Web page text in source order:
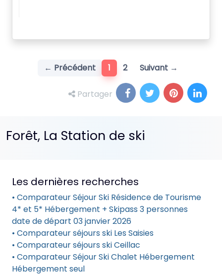
← Précédent 1(current)
2 Suivant →
Partager
Forêt, La Station de ski
Les dernières recherches
• Comparateur Séjour Ski Résidence de Tourisme
4* et 5* Hébergement + Skipass 3 personnes
date de départ 03 janvier 2026
• Comparateur séjours ski Les Saisies
• Comparateur séjours ski Ceillac
• Comparateur Séjour Ski Chalet Hébergement
Hébergement seul